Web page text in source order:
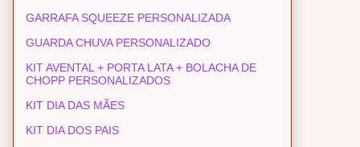
GARRAFA SQUEEZE PERSONALIZADA
GUARDA CHUVA PERSONALIZADO
KIT AVENTAL + PORTA LATA + BOLACHA DE
CHOPP PERSONALIZADOS
KIT DIA DAS MÃES
KIT DIA DOS PAIS